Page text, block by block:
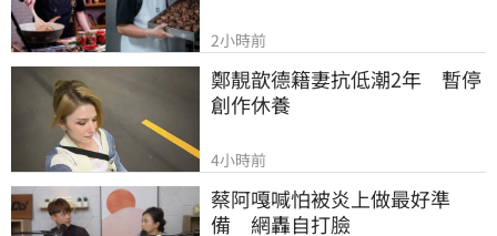
2小時前
鄭靚歆德籍妻抗低潮2年　暫停
創作休養
4小時前
蔡阿嘎喊怕被炎上做最好準
備　網轟自打臉